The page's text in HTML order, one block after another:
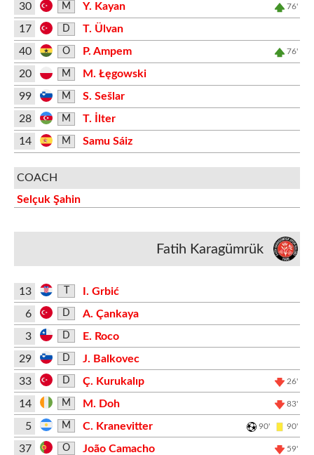
30
M Y. Kayan 76'
17 D
T. Ülvan
40
O P. Ampem 76'
20 M
M. Łęgowski
99
M
S. Sešlar
28
M
T. İlter
14
M Samu Sáiz
COACH
Selçuk Şahin
Fatih Karagümrük
13
I. Grbić
6
D
A. Çankaya
3
D
E. Roco
29
D
J. Balkovec
33
D Ç. Kurukalıp 26'
14 M M. Doh 83'
5 M C. Kranevitter 90' 90'
37 O João Camacho 59'